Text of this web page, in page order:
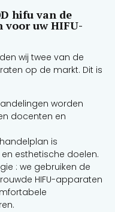
hifu van de
voor uw HIFU-
wij twee van de
op de markt. Dit is
worden
docenten en
is
esthetische doelen.
: we gebruiken de
HIFU-apparaten